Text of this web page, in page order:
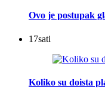
Ovo je postupak
17sati
Koliko su doista